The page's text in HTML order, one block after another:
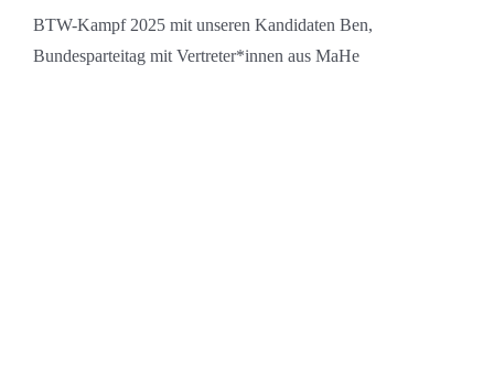
BTW-Kampf 2025 mit unseren Kandidaten Ben,
Bundesparteitag mit Vertreter*innen aus MaHe